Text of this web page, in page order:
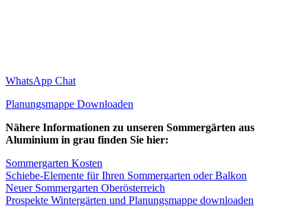
WhatsApp Chat
Planungsmappe Downloaden
Nähere Informationen zu unseren Sommergärten aus
Aluminium in grau finden Sie hier:
Sommergarten Kosten
Schiebe-Elemente für Ihren Sommergarten oder Balkon
Neuer Sommergarten Oberösterreich
Prospekte Wintergärten und Planungsmappe downloaden